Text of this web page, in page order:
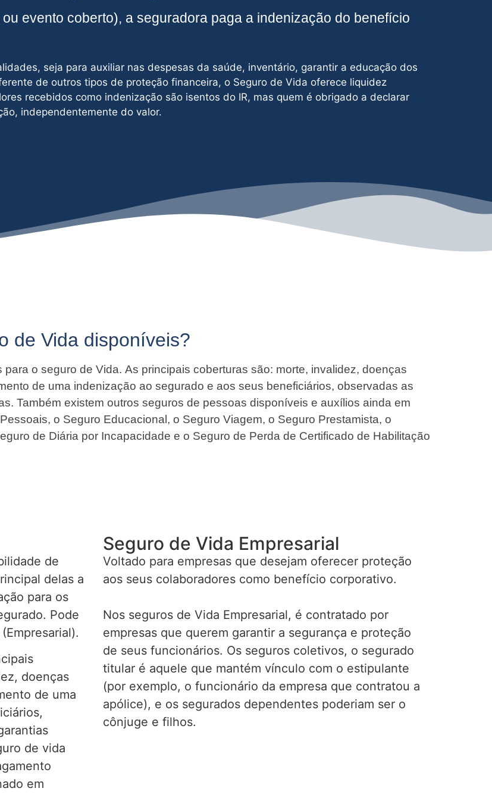
evento coberto), a seguradora paga a indenização do benefício
seja para auxiliar nas despesas da saúde, inventário, garantir a educação dos
de outros tipos de proteção financeira, o Seguro de Vida oferece liquidez
recebidos como indenização são isentos do IR, mas quem é obrigado a declarar
independentemente do valor.
de Vida disponíveis?
o seguro de Vida. As principais coberturas são: morte, invalidez, doenças
de uma indenização ao segurado e aos seus beneficiários, observadas as
Também existem outros seguros de pessoas disponíveis e auxílios ainda em
o Seguro Educacional, o Seguro Viagem, o Seguro Prestamista, o
de Diária por Incapacidade e o Seguro de Perda de Certificado de Habilitação
de
delas a
para os
Pode
doenças
de uma
de vida
em
Seguro de Vida Empresarial
Voltado para empresas que desejam oferecer proteção
aos seus colaboradores como benefício corporativo.
Nos seguros de Vida Empresarial, é contratado por
empresas que querem garantir a segurança e proteção
de seus funcionários. Os seguros coletivos, o segurado
titular é aquele que mantém vínculo com o estipulante
(por exemplo, o funcionário da empresa que contratou a
apólice), e os segurados dependentes poderiam ser o
cônjuge e filhos.